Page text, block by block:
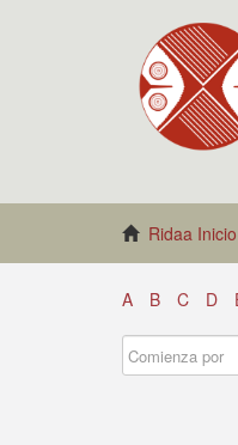
Ridaa Inicio
A B C D